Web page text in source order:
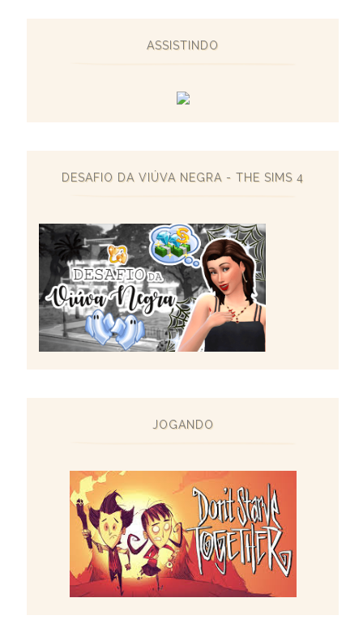
ASSISTINDO
DESAFIO DA VIÚVA NEGRA - THE SIMS 4
JOGANDO